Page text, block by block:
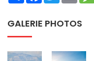
GALERIE PHOTOS